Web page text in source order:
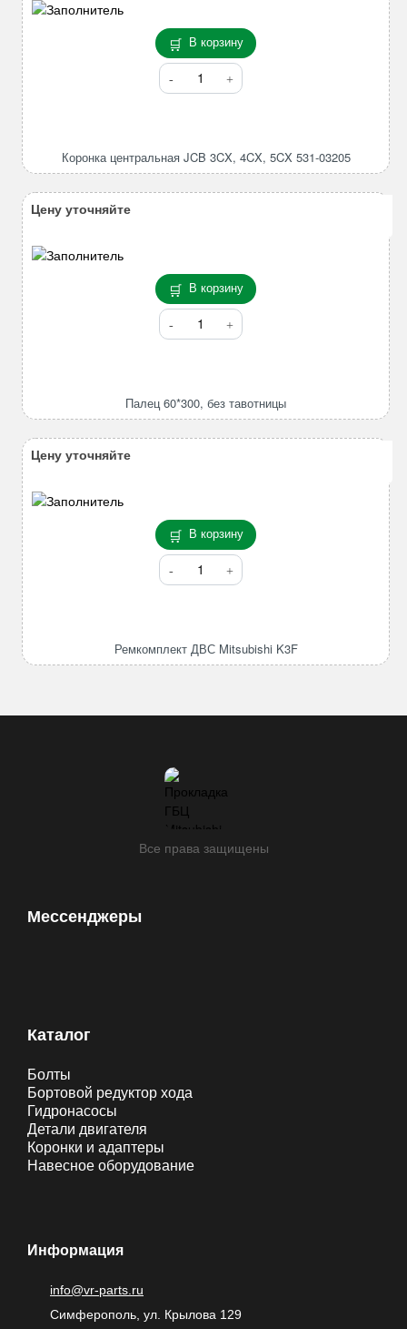
В корзину
Количество
товара
3CX,
Коронка центральная JCB 3CX, 4CX, 5CX 531-03205
В корзину
Количество
товара
тавотницы
Палец 60*300, без тавотницы
Цену уточняйте
В корзину
Количество
товара
K3F
Ремкомплект ДВС Mitsubishi K3F
Цену уточняйте
Все права защищены
Мессенджеры
Каталог
Болты
Бортовой редуктор хода
Гидронасосы
Детали двигателя
Коронки и адаптеры
Навесное оборудование
Информация
info@vr-parts.ru
Симферополь, ул. Крылова 129